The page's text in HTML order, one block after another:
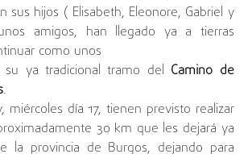
sus hijos ( Elisabeth, Eleonore, Gabriel y
amigos, han llegado ya a tierras
como unos
su ya tradicional tramo del Camino de
.
miércoles día 17, tienen previsto realizar
30 km que les dejará ya
la provincia de Burgos, dejando para